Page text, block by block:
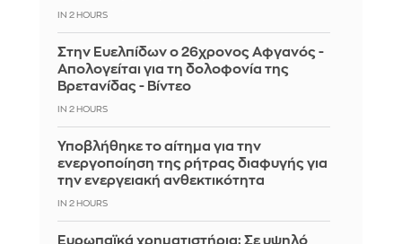
IN 2 HOURS
Στην Ευελπίδων ο 26χρονος Αφγανός -
Απολογείται για τη δολοφονία της
Βρετανίδας - Βίντεο
IN 2 HOURS
Υποβλήθηκε το αίτημα για την
ενεργοποίηση της ρήτρας διαφυγής για
την ενεργειακή ανθεκτικότητα
IN 2 HOURS
Ευρωπαϊκά χρηματιστήρια: Σε υψηλό